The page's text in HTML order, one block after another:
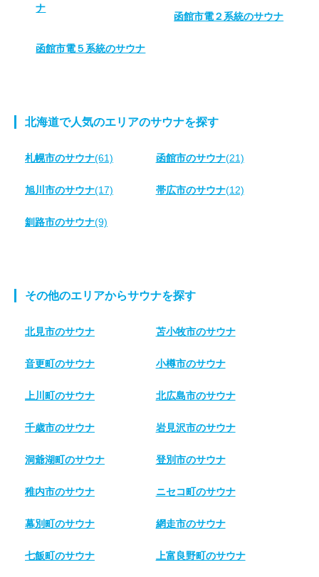
ナ
函館市電２系統のサウナ
函館市電５系統のサウナ
北海道で人気のエリアのサウナを探す
札幌市のサウナ(61) 函館市のサウナ(21)
旭川市のサウナ(17) 帯広市のサウナ(12)
釧路市のサウナ(9)
その他のエリアからサウナを探す
北見市のサウナ 苫小牧市のサウナ
音更町のサウナ 小樽市のサウナ
上川町のサウナ 北広島市のサウナ
千歳市のサウナ 岩見沢市のサウナ
洞爺湖町のサウナ 登別市のサウナ
稚内市のサウナ ニセコ町のサウナ
幕別町のサウナ 網走市のサウナ
七飯町のサウナ 上富良野町のサウナ